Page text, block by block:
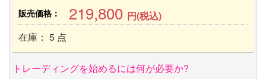
販売価格： 219,800 円(税込)
在庫： 5 点
トレーディングを始めるには何が必要か?